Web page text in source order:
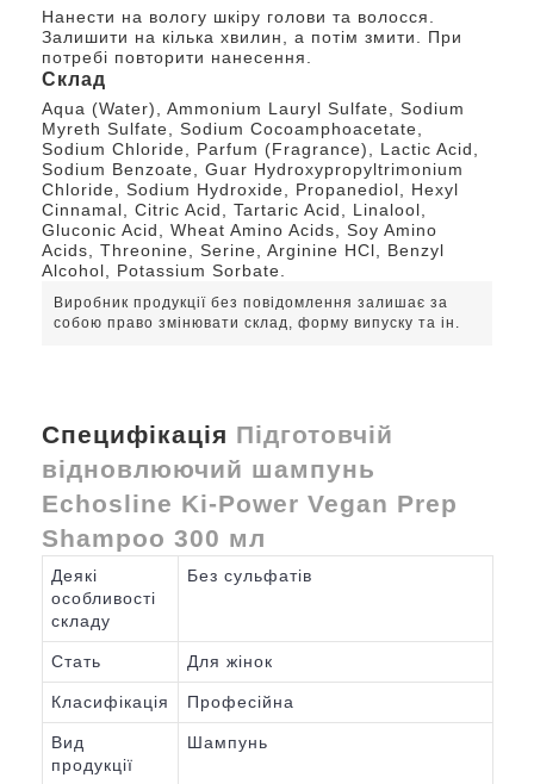
Нанести на вологу шкіру голови та волосся.
Залишити на кілька хвилин, а потім змити. При
потребі повторити нанесення.
Склад
Aqua (Water), Ammonium Lauryl Sulfate, Sodium
Myreth Sulfate, Sodium Cocoamphoacetate,
Sodium Chloride, Parfum (Fragrance), Lactic Acid,
Sodium Benzoate, Guar Hydroxypropyltrimonium
Chloride, Sodium Hydroxide, Propanediol, Hexyl
Cinnamal, Citric Acid, Tartaric Acid, Linalool,
Gluconic Acid, Wheat Amino Acids, Soy Amino
Acids, Threonine, Serine, Arginine HCl, Benzyl
Alcohol, Potassium Sorbate.
Виробник продукції без повідомлення залишає за
собою право змінювати склад, форму випуску та ін.
Специфікація Підготовчій
відновлюючий шампунь
Echosline Ki-Power Vegan Prep
Shampoo 300 мл
Деякі
особливості
складу
Без сульфатів
Стать Для жінок
Класифікація Професійна
Вид
продукції
Шампунь